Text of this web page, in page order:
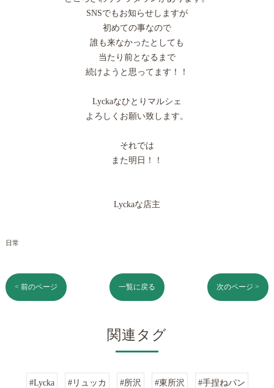
SNSでもお知らせしますが
初めての事なので
誰も来なかったとしても
当たり前となるまで
続けようと思ってます！！
Lyckaなひとりマルシェ
よろしくお願い致します。
それでは
また明日！！
Lyckaな店主
日常
< 前のページ 一覧に戻る 次のページ >
関連タグ
#Lycka #リュッカ #所沢 #東所沢 #手捏ねパン